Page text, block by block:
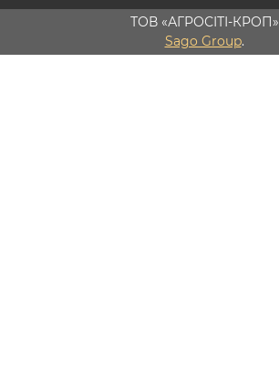
ТОВ «АГРОСІТІ-КРОП»
Sago Group.